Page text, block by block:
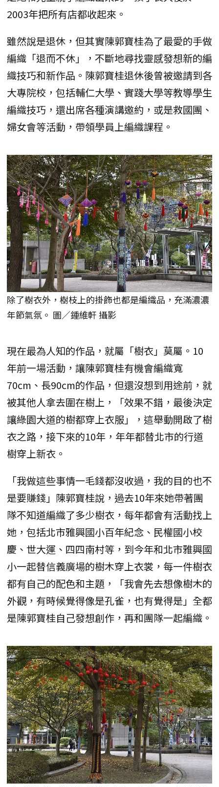
2003年把所有店都收起來。
雖然說是退休，但其實陳郭寶桂為了最愛的手做
編織「退而不休」，不斷地尋找靈感發想新的編
織技巧和新作品。陳郭寶桂退休後曾被邀請到各
大專院校，包括輔仁大學、實踐大學等教導學生
編織技巧，還出席各種演講邀約，或是救國團、
婦女會等活動，帶領學員上編織課程。
除了樹衣外，樹枝上的掛飾也都是編織品，充滿濃濃
年節氣氛。 圖／鍾維軒 攝影
現在最為人知的作品，就屬「樹衣」莫屬。10
年前一場活動，讓陳郭寶桂有機會編織寬
70cm、長90cm的作品，但還沒想到用途前，就
被其他人拿去圍在樹上，「效果不錯，最後決定
讓綠園大道的樹都穿上衣服」，這舉動開啟了樹
衣之路，接下來的10年，年年都替北市的行道
樹穿上新衣。
「我做這些事情一毛錢都沒收過，我的目的也不
是要賺錢」陳郭寶桂說，過去10年來她帶著團
隊不知道編織了多少樹衣，每年都會有活動找上
她，包括北市雅興國小百年紀念、民權國小校
慶、世大運、四四南村等，到今年和北市雅興國
小一起替信義廣場的樹木穿上衣裳，每一件樹衣
都有自己的配色和主題，「我會先去想像樹木的
外觀，有時候覺得像是孔雀，也有覺得是」全都
是陳郭寶桂自己發想創作，再和團隊一起編織。